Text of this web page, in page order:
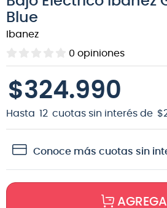
Blue
Ibanez
0 opiniones
$324.990
Hasta 12 cuotas sin interés de $
Conoce más cuotas sin